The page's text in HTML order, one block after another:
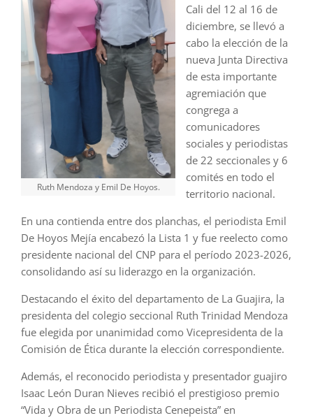
Ruth Mendoza y Emil De Hoyos.
Cali del 12 al 16 de
diciembre, se llevó a
cabo la elección de la
nueva Junta Directiva
de esta importante
agremiación que
congrega a
comunicadores
sociales y periodistas
de 22 seccionales y 6
comités en todo el
territorio nacional.
En una contienda entre dos planchas, el periodista Emil
De Hoyos Mejía encabezó la Lista 1 y fue reelecto como
presidente nacional del CNP para el período 2023-2026,
consolidando así su liderazgo en la organización.
Destacando el éxito del departamento de La Guajira, la
presidenta del colegio seccional Ruth Trinidad Mendoza
fue elegida por unanimidad como Vicepresidenta de la
Comisión de Ética durante la elección correspondiente.
Además, el reconocido periodista y presentador guajiro
Isaac León Duran Nieves recibió el prestigioso premio
“Vida y Obra de un Periodista Cenepeista” en